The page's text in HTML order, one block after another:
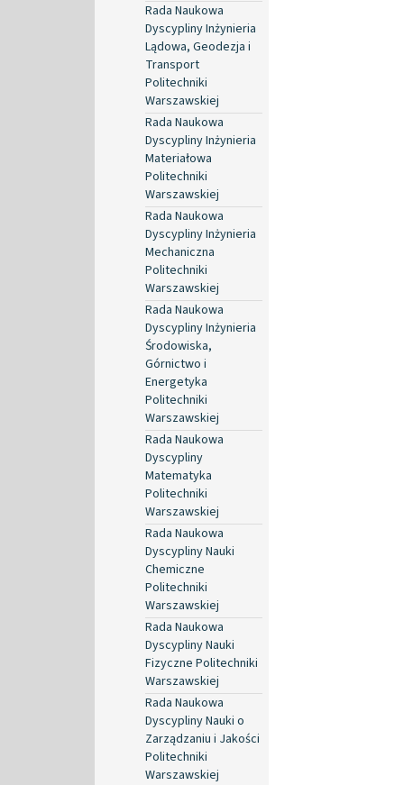
Rada Naukowa
Dyscypliny Inżynieria
Lądowa, Geodezja i
Transport
Politechniki
Warszawskiej
Rada Naukowa
Dyscypliny Inżynieria
Materiałowa
Politechniki
Warszawskiej
Rada Naukowa
Dyscypliny Inżynieria
Mechaniczna
Politechniki
Warszawskiej
Rada Naukowa
Dyscypliny Inżynieria
Środowiska,
Górnictwo i
Energetyka
Politechniki
Warszawskiej
Rada Naukowa
Dyscypliny
Matematyka
Politechniki
Warszawskiej
Rada Naukowa
Dyscypliny Nauki
Chemiczne
Politechniki
Warszawskiej
Rada Naukowa
Dyscypliny Nauki
Fizyczne Politechniki
Warszawskiej
Rada Naukowa
Dyscypliny Nauki o
Zarządzaniu i Jakości
Politechniki
Warszawskiej